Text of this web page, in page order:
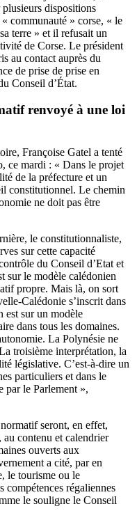
dispositions
communauté » corse, « le
terre » et il refusait un
de Corse. Le président
au contact auprès du
de prise de prise en
Conseil d’État.
renvoyé à une loi
Françoise Gatel a tenté
ce mardi : « Dans le projet
de la préfecture et un
constitutionnel. Le chemin
ne doit pas être
le constitutionnaliste,
sur cette capacité
du Conseil d’Etat et
sur le modèle calédonien
propre. Mais là, on sort
Calédonie s’inscrit dans
est sur un modèle
dans tous les domaines.
La Polynésie ne
troisième interprétation, la
législative. C’est-à-dire un
particuliers et dans le
par le Parlement »,
seront, en effet,
contenu et calendrier
ouverts aux
a cité, par en
le tourisme ou le
compétences régaliennes
le souligne le Conseil